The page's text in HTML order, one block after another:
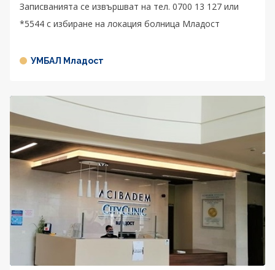
Записванията се извършват на тел. 0700 13 127 или
*5544 с избиране на локация болница Младост
УМБАЛ Младост